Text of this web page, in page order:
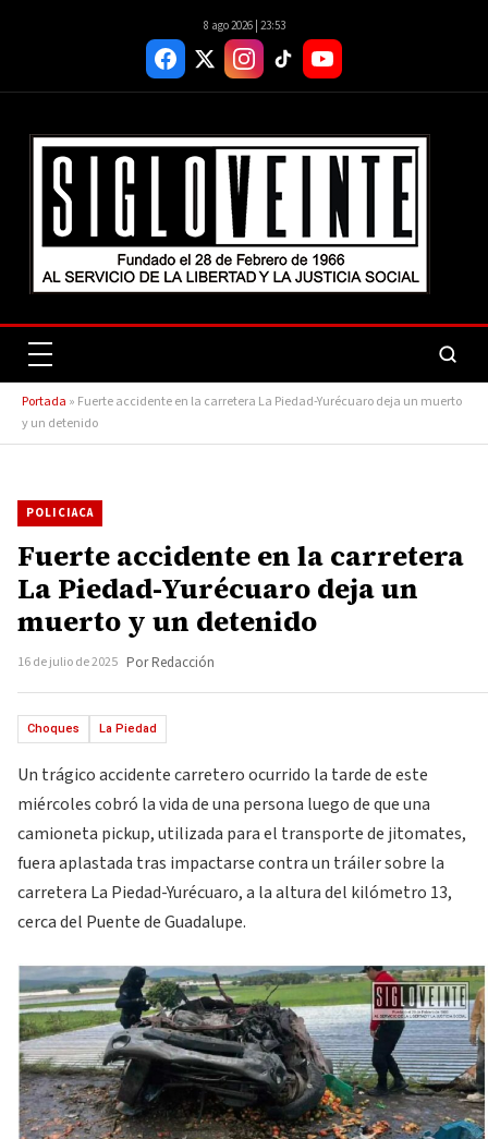
8 ago 2026 | 23:53
Portada » Fuerte accidente en la carretera La Piedad-Yurécuaro deja un muerto
y un detenido
POLICIACA
Fuerte accidente en la carretera
La Piedad-Yurécuaro deja un
muerto y un detenido
16 de julio de 2025 Por Redacción
Choques La Piedad
Un trágico accidente carretero ocurrido la tarde de este
miércoles cobró la vida de una persona luego de que una
camioneta pickup, utilizada para el transporte de jitomates,
fuera aplastada tras impactarse contra un tráiler sobre la
carretera La Piedad-Yurécuaro, a la altura del kilómetro 13,
cerca del Puente de Guadalupe.